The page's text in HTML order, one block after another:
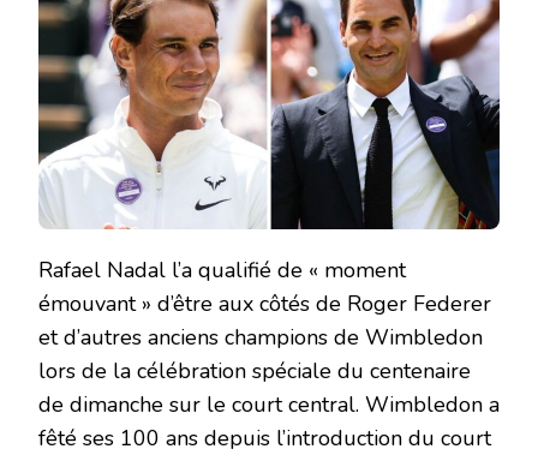
Rafael Nadal l’a qualifié de « moment
émouvant » d’être aux côtés de Roger Federer
et d’autres anciens champions de Wimbledon
lors de la célébration spéciale du centenaire
de dimanche sur le court central. Wimbledon a
fêté ses 100 ans depuis l’introduction du court